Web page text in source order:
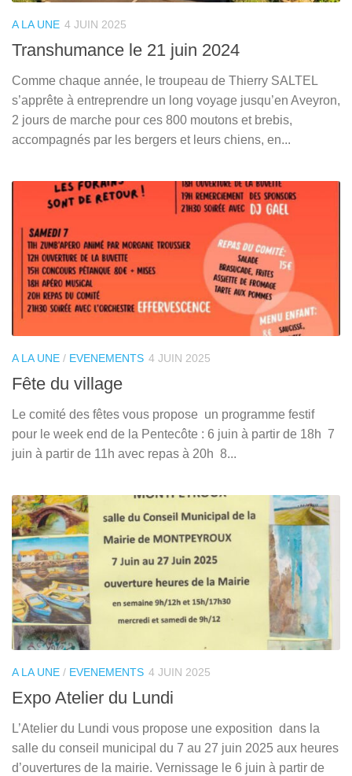
A LA UNE 4 JUIN 2025
Transhumance le 21 juin 2024
Comme chaque année, le troupeau de Thierry SALTEL
s’apprête à entreprendre un long voyage jusqu’en Aveyron,
2 jours de marche pour ces 800 moutons et brebis,
accompagnés par les bergers et leurs chiens, en...
A LA UNE / EVENEMENTS 4 JUIN 2025
Fête du village
Le comité des fêtes vous propose un programme festif
pour le week end de la Pentecôte : 6 juin à partir de 18h 7
juin à partir de 11h avec repas à 20h 8...
A LA UNE / EVENEMENTS 4 JUIN 2025
Expo Atelier du Lundi
L’Atelier du Lundi vous propose une exposition dans la
salle du conseil municipal du 7 au 27 juin 2025 aux heures
d’ouvertures de la mairie. Vernissage le 6 juin à partir de